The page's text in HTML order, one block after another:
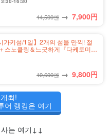
14,500엔 → 7,900円
가키섬/1일】2개의 섬을 만끽! 절
스노클링＆느긋하게『다케토미지
송영 포함》（No.459)
19,600엔 → 9,800円
최!
어 랭킹은 여기
는 여기↓↓